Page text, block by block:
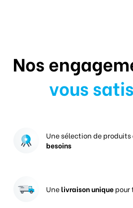
Nos
vous
Une sélection de produits
besoins
Unelivraison uniquepour